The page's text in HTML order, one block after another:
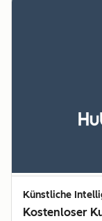
Künstliche
Kostenloser